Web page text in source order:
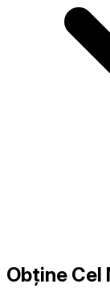
Obține Cel